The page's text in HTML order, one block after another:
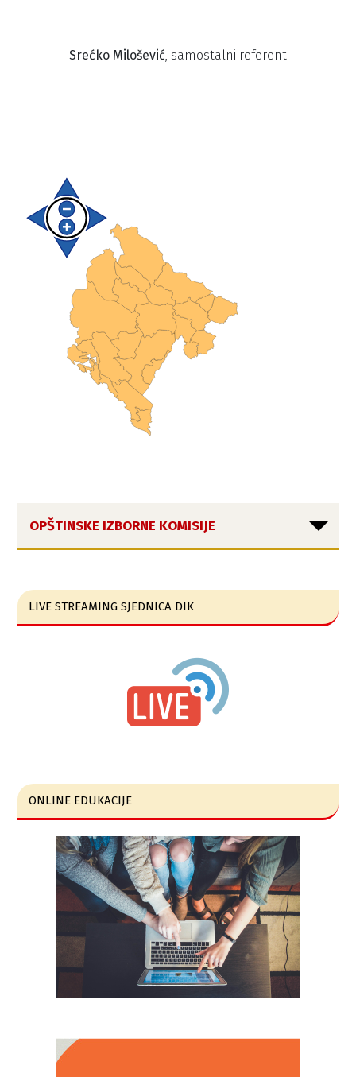
Srećko Milošević, samostalni referent
OPŠTINSKE IZBORNE KOMISIJE
LIVE STREAMING SJEDNICA DIK
ONLINE EDUKACIJE